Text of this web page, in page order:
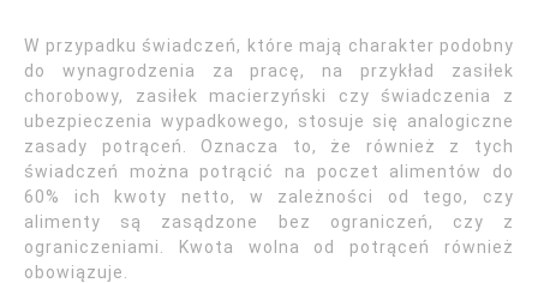
W przypadku świadczeń, które mają charakter podobny
do wynagrodzenia za pracę, na przykład zasiłek
chorobowy, zasiłek macierzyński czy świadczenia z
ubezpieczenia wypadkowego, stosuje się analogiczne
zasady potrąceń. Oznacza to, że również z tych
świadczeń można potrącić na poczet alimentów do
60% ich kwoty netto, w zależności od tego, czy
alimenty są zasądzone bez ograniczeń, czy z
ograniczeniami. Kwota wolna od potrąceń również
obowiązuje.